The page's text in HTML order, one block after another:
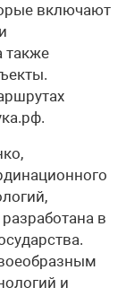
включают
также
в
и